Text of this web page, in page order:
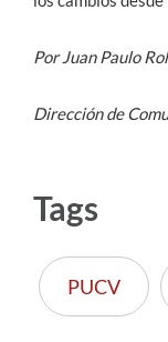
Por Juan Paulo
Dirección de
Tags
PUCV